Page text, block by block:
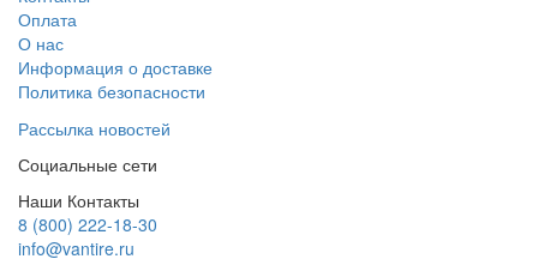
Оплата
О нас
Информация о доставке
Политика безопасности
Рассылка новостей
Социальные сети
Наши Контакты
8 (800) 222-18-30
info@vantire.ru